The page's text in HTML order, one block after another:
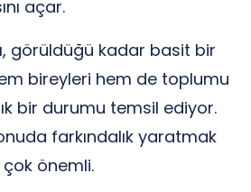
açar.
görüldüğü kadar basit bir
bireyleri hem de toplumu
bir durumu temsil ediyor.
farkındalık yaratmak
önemli.